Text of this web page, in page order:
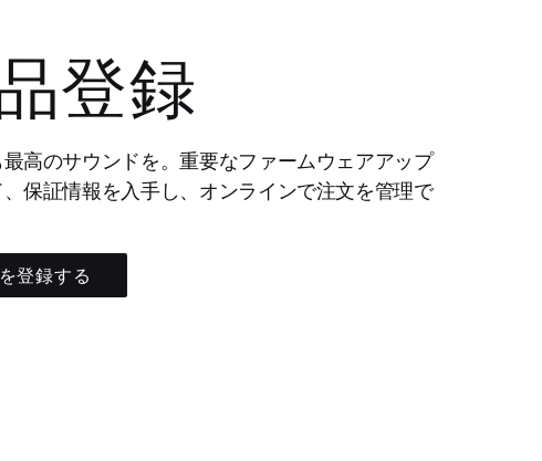
登録
高のサウンドを。重要なファームウェアアップ
、保証情報を入手し、オンラインで注文を管理で
登録する